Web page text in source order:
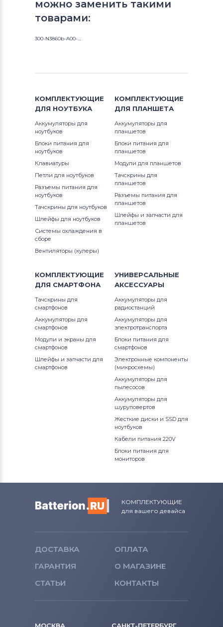
можно заменить такими
товарами:
300-N3860b-A00-V1.0
КОМПЛЕКТУЮЩИЕ
ДЛЯ НОУТБУКА
Аккумуляторы для
ноутбуков
Блоки питания для
ноутбуков
Клавиатуры
Петли для ноутбуков
Разъемы питания для
ноутбуков
Тачскрины для ноутбуков
Шлейфы для ноутбуков
Системы охлаждения в
сборе
Вентиляторы (кулеры)
КОМПЛЕКТУЮЩИЕ
ДЛЯ ПЛАНШЕТА
Аккумуляторы для
планшетов
Блоки питания для
планшетов
Модули для планшетов
Тачскрины для
планшетов
Разъемы питания для
планшетов
Шлейфы и запчасти для
планшетов
КОМПЛЕКТУЮЩИЕ
ДЛЯ СМАРТФОНА
Тачскрины для
смартфонов
Аккумуляторы для
смартфонов
Модули и экраны для
смартфонов
Шлейфы и запчасти для
смартфонов
УНИВЕРСАЛЬНЫЕ
АКСЕССУАРЫ
Аккумуляторы для
радиостанций
Аккумуляторы для
электротранспорта
Блоки питания для
смартфонов
Электронные компоненты
(микросхемы)
Аккумуляторы для
пылесосов
Аккумуляторы для
шуруповертов
Жесткие диски и SSD для
ноутбуков
Кабели питания 220V
Блоки питания для
мониторов
КОМПЛЕКТУЮЩИЕ
для вашего девайса
ДОСТАВКА
ОПЛАТА
ГАРАНТИЯ
О МАГАЗИНЕ
СТАТЬИ
КОНТАКТЫ